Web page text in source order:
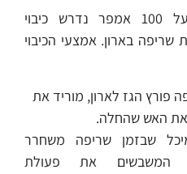
בארונות חשמל שהינם מעל 100 אמפר נדרש כיבוי
בארון. אמצעי הכיבוי
פורץ הגז לארון, מוריד את
את האש שהחלה.
שבזמן שריפה משחרר
המשבשים את פעולת